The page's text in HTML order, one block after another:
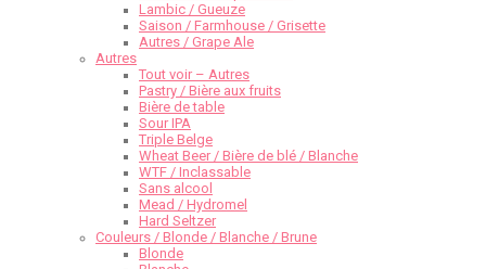
Lambic / Gueuze
Saison / Farmhouse / Grisette
Autres / Grape Ale
Autres
Tout voir – Autres
Pastry / Bière aux fruits
Bière de table
Sour IPA
Triple Belge
Wheat Beer / Bière de blé / Blanche
WTF / Inclassable
Sans alcool
Mead / Hydromel
Hard Seltzer
Couleurs / Blonde / Blanche / Brune
Blonde